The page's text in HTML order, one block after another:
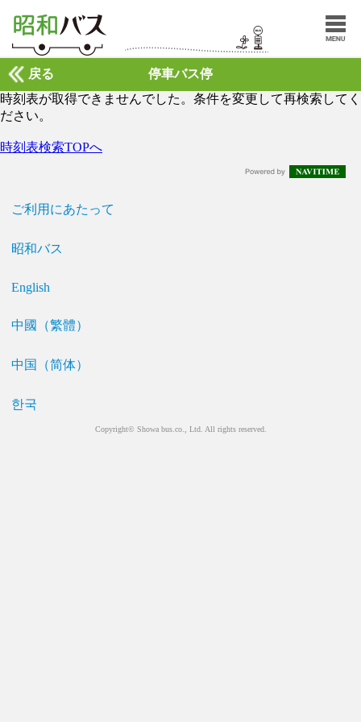
停車バス停
戻る
時刻表が取得できませんでした。条件を変更して再検索してく
ださい。
時刻表検索TOPへ
ご利用にあたって
昭和バス
English
中國（繁體）
中国（简体）
한국
Copyright© Showa bus.co., Ltd. All rights reserved.